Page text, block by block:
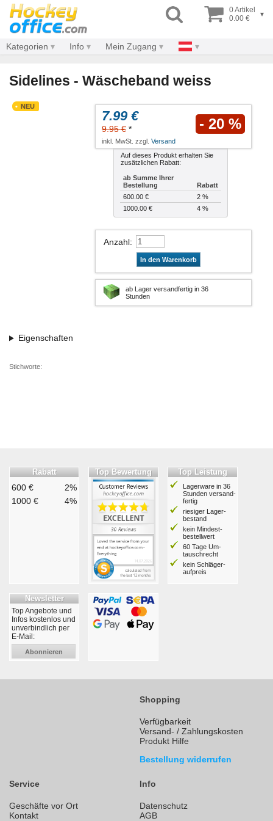
0 Artikel
0.00 €
▾
Kategorien Info Mein Zugang
Sidelines - Wäscheband weiss
NEU
7.99 €
9.95 € * - 20 %
inkl. MwSt. zzgl. Versand
Auf dieses Produkt erhalten Sie
zusätzlichen Rabatt:
ab Summe Ihrer
Bestellung
Rabatt
600.00 €
2 %
1000.00 €
4 %
Anzahl:
In den Warenkorb
ab Lager versandfertig in 36
Stunden
Eigenschaften
Stichworte:
Rabatt
600 €
2%
1000 €
4%
Top Bewertung Top Leistung
Lagerware in 36
Stunden ver­sand­
fertig
riesiger Lager­
bestand
kein Mindest­
bestell­wert
60 Tage Um­
tausch­recht
kein Schläger­
aufpreis
Newsletter
Top Angebote und
Infos kostenlos und
unverbindlich per
E-Mail:
Abonnieren
Shopping
Verfügbarkeit
Versand- / Zahlungskosten
Produkt Hilfe
Bestellung widerrufen
Service
Geschäfte vor Ort
Kontakt
Info
Datenschutz
AGB